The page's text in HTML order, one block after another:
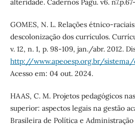
alteridade. Cadernos Pagu. v6.
GOMES, N. L. Relações étnico-
descolonização dos currículos.
v. 12, n. 1, p. 98-109, jan./abr. 2012.
http://www.apeoesp.org.br/
Acesso em: 04 out. 2024.
HAAS, C. M. Projetos pedagógicos
superior: aspectos legais na gestão
Brasileira de Política e Administração